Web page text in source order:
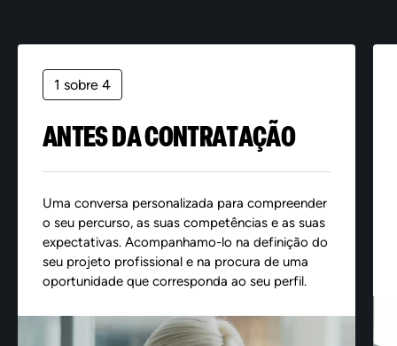
1 sobre 4
ANTES DA CONTRATAÇÃO
Uma conversa personalizada para compreender
o seu percurso, as suas competências e as suas
expectativas. Acompanhamo-lo na definição do
seu projeto profissional e na procura de uma
oportunidade que corresponda ao seu perfil.